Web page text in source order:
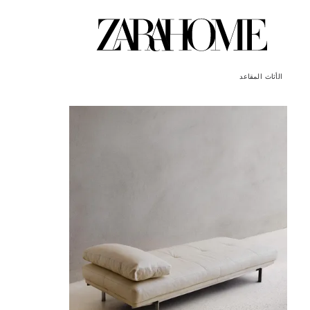
الأثاث المقاعد
تم تغيير الصورة إلى 1 من 7